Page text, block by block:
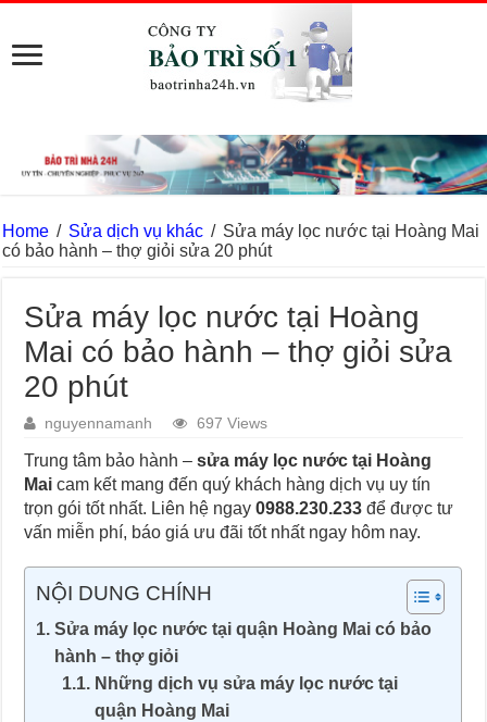
Home / Sửa dịch vụ khác / Sửa máy lọc nước tại Hoàng Mai
có bảo hành – thợ giỏi sửa 20 phút
Sửa máy lọc nước tại Hoàng
Mai có bảo hành – thợ giỏi sửa
20 phút
nguyennamanh 697 Views
Trung tâm bảo hành –sửa máy lọc nước tại Hoàng
Mai cam kết mang đến quý khách hàng dịch vụ uy tín
trọn gói tốt nhất. Liên hệ ngay0988.230.233 để được tư
vấn miễn phí, báo giá ưu đãi tốt nhất ngay hôm nay.
NỘI DUNG CHÍNH
Sửa máy lọc nước tại quận Hoàng Mai có bảo
hành – thợ giỏi
Những dịch vụ sửa máy lọc nước tại
quận Hoàng Mai